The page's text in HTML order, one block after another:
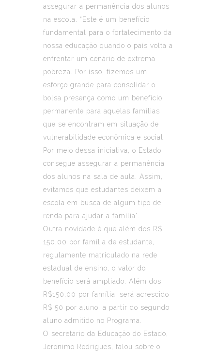
assegurar a permanência dos alunos
na escola. “Este é um benefício
fundamental para o fortalecimento da
nossa educação quando o país volta a
enfrentar um cenário de extrema
pobreza. Por isso, fizemos um
esforço grande para consolidar o
bolsa presença como um benefício
permanente para aquelas famílias
que se encontram em situação de
vulnerabilidade econômica e social.
Por meio dessa iniciativa, o Estado
consegue assegurar a permanência
dos alunos na sala de aula. Assim,
evitamos que estudantes deixem a
escola em busca de algum tipo de
renda para ajudar a família”.
Outra novidade é que além dos R$
150,00 por família de estudante,
regulamente matriculado na rede
estadual de ensino, o valor do
benefício será ampliado. Além dos
R$150,00 por família, será acrescido
R$ 50 por aluno, a partir do segundo
aluno admitido no Programa.
O secretário da Educação do Estado,
Jerônimo Rodrigues, falou sobre o